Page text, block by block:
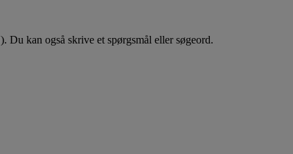
Du kan også skrive et spørgsmål eller søgeord.